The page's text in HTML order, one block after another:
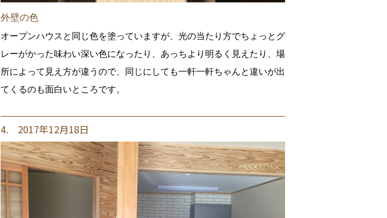
外壁の色
オープンハウスと同じ色を塗っていますが、光の当たり方でちょっとグ
レーがかった味わい深い色になったり、あっちより明るく見えたり、場
所によって見え方が違うので、同じにしても一軒一軒ちゃんと違いが出
てくるのも面白いところです。
4. 2017年12月18日